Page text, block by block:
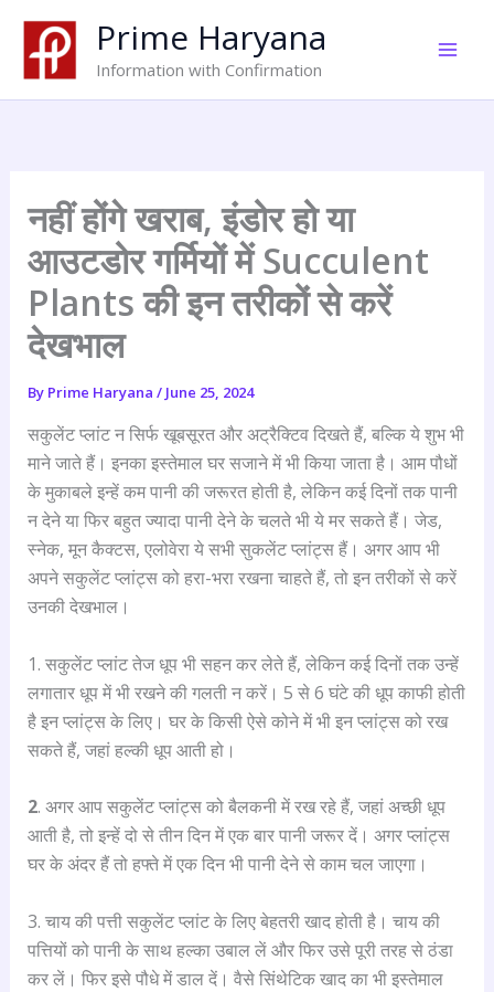
content
Prime Haryana
Information with Confirmation
नहीं होंगे खराब, इंडोर हो या
आउटडोर गर्मियों में Succulent
Plants की इन तरीकों से करें
देखभाल
By Prime Haryana / June 25, 2024
सकुलेंट प्लांट न सिर्फ खूबसूरत और अट्रैक्टिव दिखते हैं, बल्कि ये शुभ भी
माने जाते हैं। इनका इस्तेमाल घर सजाने में भी किया जाता है। आम पौधों
के मुकाबले इन्हें कम पानी की जरूरत होती है, लेकिन कई दिनों तक पानी
न देने या फिर बहुत ज्यादा पानी देने के चलते भी ये मर सकते हैं। जेड,
स्नेक, मून कैक्टस, एलोवेरा ये सभी सुकलेंट प्लांट्स हैं। अगर आप भी
अपने सकुलेंट प्लांट्स को हरा-भरा रखना चाहते हैं, तो इन तरीकों से करें
उनकी देखभाल।
1. सकुलेंट प्लांट तेज धूप भी सहन कर लेते हैं, लेकिन कई दिनों तक उन्हें
लगातार धूप में भी रखने की गलती न करें। 5 से 6 घंटे की धूप काफी होती
है इन प्लांट्स के लिए। घर के किसी ऐसे कोने में भी इन प्लांट्स को रख
सकते हैं, जहां हल्की धूप आती हो।
2. अगर आप सकुलेंट प्लांट्स को बैलकनी में रख रहे हैं, जहां अच्छी धूप
आती है, तो इन्हें दो से तीन दिन में एक बार पानी जरूर दें। अगर प्लांट्स
घर के अंदर हैं तो हफ्ते में एक दिन भी पानी देने से काम चल जाएगा।
3. चाय की पत्ती सकुलेंट प्लांट के लिए बेहतरी खाद होती है। चाय की
पत्तियों को पानी के साथ हल्का उबाल लें और फिर उसे पूरी तरह से ठंडा
कर लें। फिर इसे पौधे में डाल दें। वैसे सिंथेटिक खाद का भी इस्तेमाल